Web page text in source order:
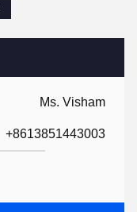
Ms. Visham
+8613851443003